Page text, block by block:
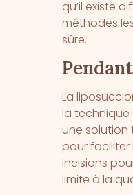
qu’il existe
méthodes
sûre.
La
la technique
une solution
pour faciliter
incisions
limite à la